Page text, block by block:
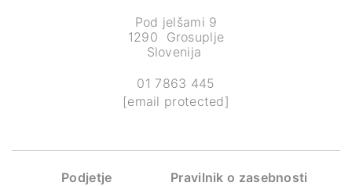
Pod jelšami 9
1290 Grosuplje
Slovenija
01 7863 445
[email protected]
Podjetje Pravilnik o zasebnosti